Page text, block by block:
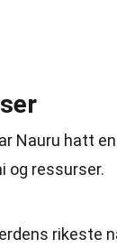
Nauru hatt
og ressurser.
rikeste